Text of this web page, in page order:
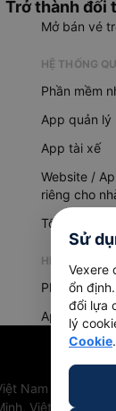
Trở thành đối
Mở bán vé
HỆ THỐNG
Phần mềm
App quản lý
App tài xế
Website /
riêng cho
Tổng đài AI
HỆ THỐNG
Phần mềm
App quản lý
Nam
Việt Nam
Sử
Vexere
ổn
đổi lựa
lý
Cookie.